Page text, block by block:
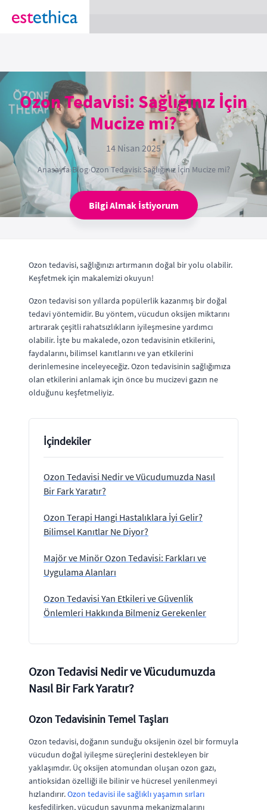
section Service {
Ozon Tedavisi: Sağlığınız İçin
Mucize mi?
14 Nisan 2025
Anasayfa›Blog›Ozon Tedavisi: Sağlığınız İçin Mucize mi?
Bilgi Almak İstiyorum
Ozon tedavisi, sağlığınızı artırmanın doğal bir yolu olabilir.
Keşfetmek için makalemizi okuyun!
Ozon tedavisi son yıllarda popülerlik kazanmış bir doğal
tedavi yöntemidir. Bu yöntem, vücudun oksijen miktarını
artırarak çeşitli rahatsızlıkların iyileşmesine yardımcı
olabilir. İşte bu makalede, ozon tedavisinin etkilerini,
faydalarını, bilimsel kanıtlarını ve yan etkilerini
derinlemesine inceleyeceğiz. Ozon tedavisinin sağlığımıza
olan etkilerini anlamak için önce bu mucizevi gazın ne
olduğunu keşfetmeliyiz.
İçindekiler
Ozon Tedavisi Nedir ve Vücudumuzda Nasıl
Bir Fark Yaratır?
Ozon Terapi Hangi Hastalıklara İyi Gelir?
Bilimsel Kanıtlar Ne Diyor?
Majör ve Minör Ozon Tedavisi: Farkları ve
Uygulama Alanları
Ozon Tedavisi Yan Etkileri ve Güvenlik
Önlemleri Hakkında Bilmeniz Gerekenler
Ozon Tedavisi Nedir ve Vücudumuzda
Nasıl Bir Fark Yaratır?
Ozon Tedavisinin Temel Taşları
Ozon tedavisi, doğanın sunduğu oksijenin özel bir formuyla
vücudun doğal iyileşme süreçlerini destekleyen bir
yaklaşımdır. Üç oksijen atomundan oluşan ozon gazı,
antioksidan özelliği ile bilinir ve hücresel yenilenmeyi
hızlandırır.Ozon tedavisi ile sağlıklı yaşamın sırları
keşfedilirken, vücudun savunma mekanizmalarını